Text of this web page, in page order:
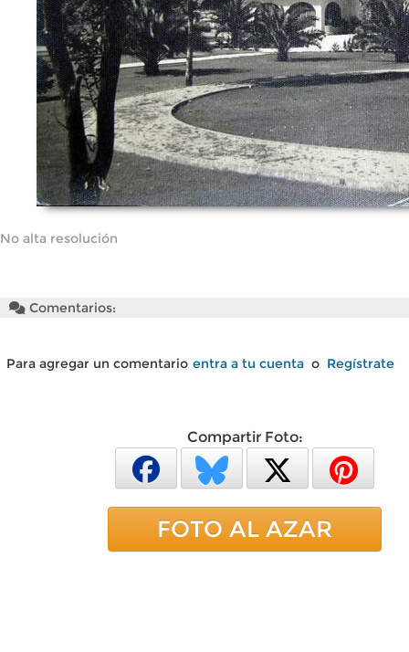
No alta resolución
Comentarios:
Para agregar un comentario entra a tu cuenta o Regístrate
Compartir Foto:
FOTO AL AZAR